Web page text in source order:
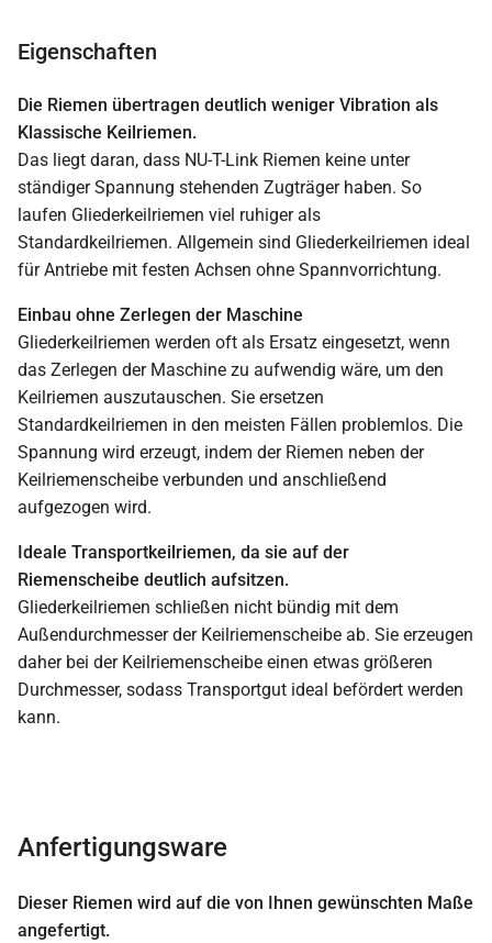
Eigenschaften
Die Riemen übertragen deutlich weniger Vibration als
Klassische Keilriemen.
Das liegt daran, dass NU-T-Link Riemen keine unter
ständiger Spannung stehenden Zugträger haben. So
laufen Gliederkeilriemen viel ruhiger als
Standardkeilriemen. Allgemein sind Gliederkeilriemen ideal
für Antriebe mit festen Achsen ohne Spannvorrichtung.
Einbau ohne Zerlegen der Maschine
Gliederkeilriemen werden oft als Ersatz eingesetzt, wenn
das Zerlegen der Maschine zu aufwendig wäre, um den
Keilriemen auszutauschen. Sie ersetzen
Standardkeilriemen in den meisten Fällen problemlos. Die
Spannung wird erzeugt, indem der Riemen neben der
Keilriemenscheibe verbunden und anschließend
aufgezogen wird.
Ideale Transportkeilriemen, da sie auf der
Riemenscheibe deutlich aufsitzen.
Gliederkeilriemen schließen nicht bündig mit dem
Außendurchmesser der Keilriemenscheibe ab. Sie erzeugen
daher bei der Keilriemenscheibe einen etwas größeren
Durchmesser, sodass Transportgut ideal befördert werden
kann.
Anfertigungsware
Dieser Riemen wird auf die von Ihnen gewünschten Maße
angefertigt.